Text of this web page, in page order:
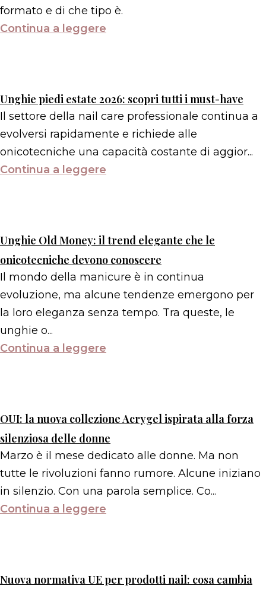
formato e di che tipo è.
Continua a leggere
Unghie piedi estate 2026: scopri tutti i must-have
Il settore della nail care professionale continua a
evolversi rapidamente e richiede alle
onicotecniche una capacità costante di aggior...
Continua a leggere
Unghie Old Money: il trend elegante che le
onicotecniche devono conoscere
Il mondo della manicure è in continua
evoluzione, ma alcune tendenze emergono per
la loro eleganza senza tempo. Tra queste, le
unghie o...
Continua a leggere
OUI: la nuova collezione Acrygel ispirata alla forza
silenziosa delle donne
Marzo è il mese dedicato alle donne. Ma non
tutte le rivoluzioni fanno rumore. Alcune iniziano
in silenzio. Con una parola semplice. Co...
Continua a leggere
Nuova normativa UE per prodotti nail: cosa cambia